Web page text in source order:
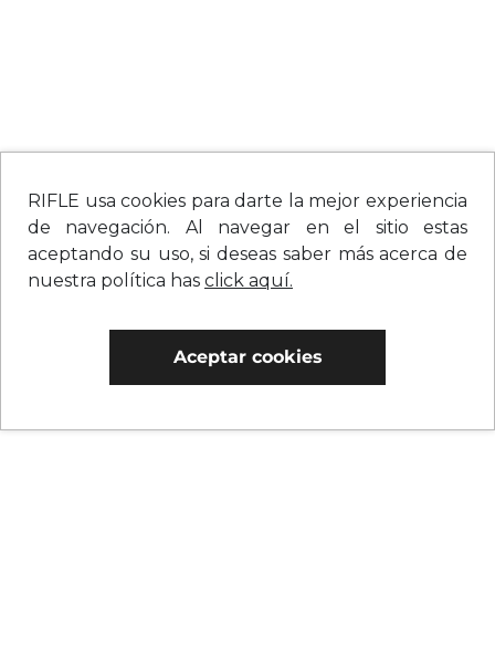
RIFLE usa cookies para darte la mejor experiencia
de navegación. Al navegar en el sitio estas
aceptando su uso, si deseas saber más acerca de
nuestra política has click aquí.
Aceptar cookies